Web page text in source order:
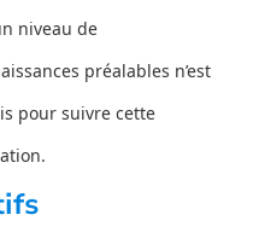
niveau de
préalables n’est
pour suivre cette